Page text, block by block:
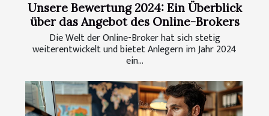
Unsere Bewertung 2024: Ein Überblick
über das Angebot des Online-Brokers
Die Welt der Online-Broker hat sich stetig
weiterentwickelt und bietet Anlegern im Jahr 2024
ein...